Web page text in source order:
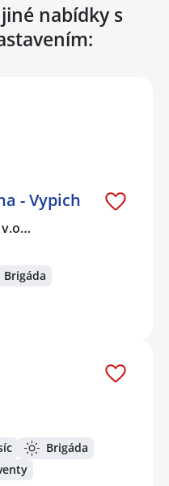
nabídky s
- Vypich
v.o…
Brigáda
Brigáda